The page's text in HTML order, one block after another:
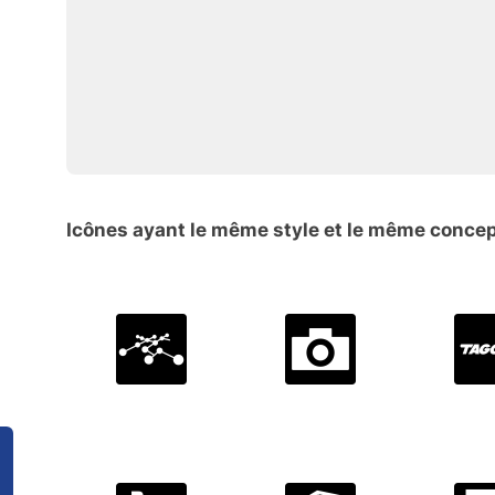
Icônes ayant le même style et le même